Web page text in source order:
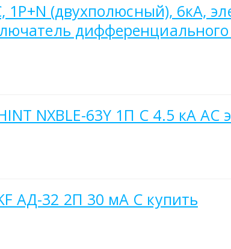
(двухполюсный), 6кА,
дифференциального
NXBLE-63Y 1П C 4.5 кА AC
АД-32 2П 30 мА C купить